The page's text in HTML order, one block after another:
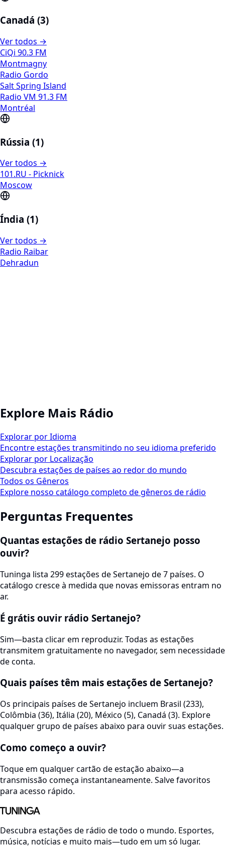
Canadá (3)
Ver todos →
CiQi 90.3 FM
Montmagny
Radio Gordo
Salt Spring Island
Radio VM 91.3 FM
Montréal
Rússia (1)
Ver todos →
101.RU - Picknick
Moscow
Índia (1)
Ver todos →
Radio Raibar
Dehradun
Explore Mais Rádio
Explorar por Idioma
Encontre estações transmitindo no seu idioma preferido
Explorar por Localização
Descubra estações de países ao redor do mundo
Todos os Gêneros
Explore nosso catálogo completo de gêneros de rádio
Perguntas Frequentes
Quantas estações de rádio Sertanejo posso
ouvir?
Tuninga lista 299 estações de Sertanejo de 7 países. O
catálogo cresce à medida que novas emissoras entram no
ar.
É grátis ouvir rádio Sertanejo?
Sim—basta clicar em reproduzir. Todas as estações
transmitem gratuitamente no navegador, sem necessidade
de conta.
Quais países têm mais estações de Sertanejo?
Os principais países de Sertanejo incluem Brasil (233),
Colômbia (36), Itália (20), México (5), Canadá (3). Explore
qualquer grupo de países abaixo para ouvir suas estações.
Como começo a ouvir?
Toque em qualquer cartão de estação abaixo—a
transmissão começa instantaneamente. Salve favoritos
para acesso rápido.
Descubra estações de rádio de todo o mundo. Esportes,
música, notícias e muito mais—tudo em um só lugar.